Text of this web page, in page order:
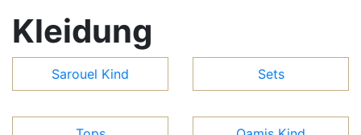
Kleidung
Sarouel Kind Sets